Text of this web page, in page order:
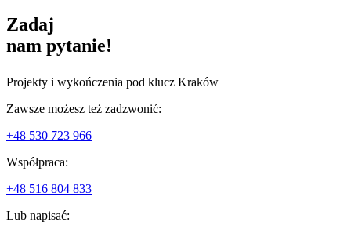
Zadaj
nam pytanie!
Projekty i wykończenia pod klucz Kraków
Zawsze możesz też zadzwonić:
+48 530 723 966
Współpraca:
+48 516 804 833
Lub napisać: